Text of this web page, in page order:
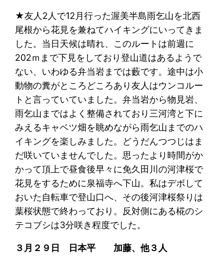
★友人2人で12月行った渥美半島雨乞山を北西
尾根から花見を兼ねてハイキングにいってきま
した。当日天候は晴れ、このルートは前週に
202ｍまで下見をしており登山道はあるようで
ない、いわゆる弁当岩までは藪です。途中は小
動物の糞がところどころあり友人はウンコルー
トと言っていていました。弁当岩から物見岩、
雨乞山まではよく整備されており三河湾と下に
みえるキャベツ畑を眺めながら雨乞山までのハ
イキングを楽しみました。どうだんつつじはま
だ咲いていませんでした。思ったより時間がか
かって頂上で昼食後早々に免久田川の河津桜で
花見をするために泉福寺へ下山。私はデボして
おいた自転車で登山口へ、その後河津桜祭りは
葉桜状態で終わっており。反対側にある椛のシ
テコブシは3分咲き程度でした。
３月２９日 日本平 加藤、他３人